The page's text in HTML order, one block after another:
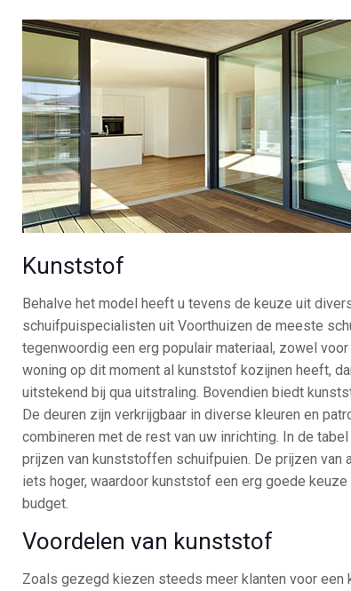
Kunststof
Behalve het model heeft u tevens de keuze uit
schuifpuispecialisten uit Voorthuizen de meeste
tegenwoordig een erg populair materiaal, zowel
woning op dit moment al kunststof kozijnen heeft,
uitstekend bij qua uitstraling. Bovendien biedt
De deuren zijn verkrijgbaar in diverse kleuren en
combineren met de rest van uw inrichting. In de
prijzen van kunststoffen schuifpuien. De prijzen van
iets hoger, waardoor kunststof een erg goede
budget.
Voordelen van kunststof
Zoals gezegd kiezen steeds meer klanten voor een